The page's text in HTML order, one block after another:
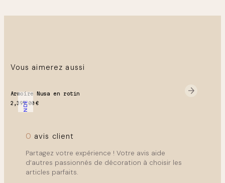
Vous aimerez aussi
SUR COMMANDE
Armoire Nusa en rotin
2,399.00 €
0 avis client
Partagez votre expérience ! Votre avis aide
d’autres passionnés de décoration à choisir les
articles parfaits.